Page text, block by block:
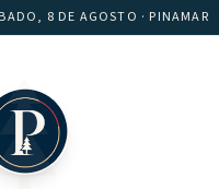
8 DE AGOSTO · PINAMAR